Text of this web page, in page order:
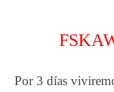
Por 3 días